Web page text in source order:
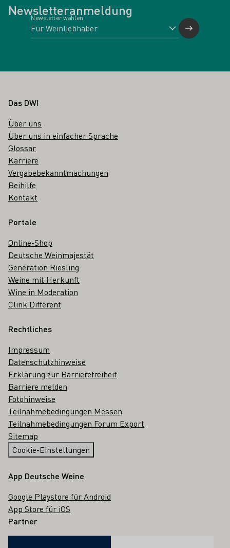
Newsletteranmeldung
Newsletter wählen
Fußbereich
Das DWI
Über uns
Über uns in einfacher Sprache
Glossar
Karriere
Vergabebekanntmachungen
Beihilfe
Kontakt
Portale
Online-Shop
Deutsche Weinmajestät
Generation Riesling
Weine mit Herkunft
Wine in Moderation
Clink Different
Rechtliches
Impressum
Datenschutzhinweise
Erklärung zur Barrierefreiheit
Barriere melden
Fotohinweise
Teilnahmebedingungen Messen
Teilnahmebedingungen Forum Export
Sitemap
Cookie-Einstellungen
App Deutsche Weine
Google Playstore für Android
App Store für iOS
Partner